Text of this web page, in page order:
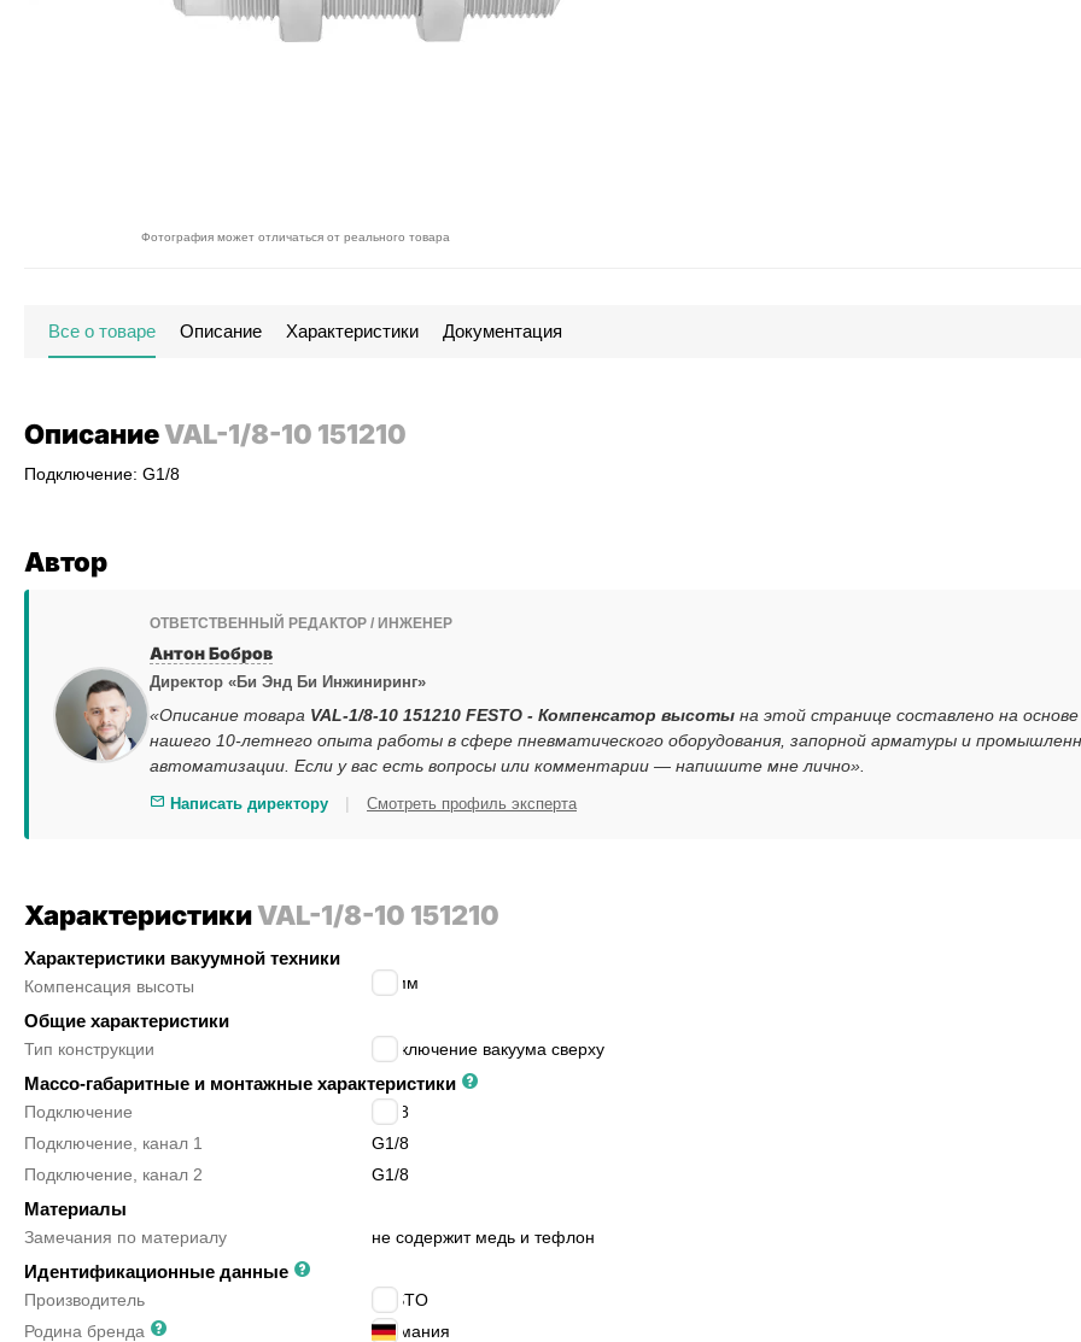
Фотография может отличаться от реального товара
Все о товаре Описание Характеристики Документация
ОписаниеVAL-1/8-10 151210
Подключение: G1/8
Автор
ОТВЕТСТВЕННЫЙ РЕДАКТОР / ИНЖЕНЕР
Антон Бобров
Директор «Би Энд Би Инжиниринг»
«Описание товара VAL-1/8-10 151210 FESTO - Компенсатор высоты на этой странице составлено на основе
нашего 10-летнего опыта работы в сфере пневматического оборудования, запорной арматуры и
автоматизации. Если у вас есть вопросы или комментарии — напишите мне лично».
Написать директору | Смотреть профиль эксперта
ХарактеристикиVAL-1/8-10 151210
Характеристики вакуумной техники
Компенсация высоты мм
Общие характеристики
Тип конструкции подключение вакуума сверху
Массо-габаритные и монтажные характеристики
Подключение
G1/8
Подключение, канал 1
G1/8
Подключение, канал 2
G1/8
Материалы
Замечания по материалу не содержит медь и тефлон
Идентификационные данные
Производитель
FESTO
Родина бренда
Германия